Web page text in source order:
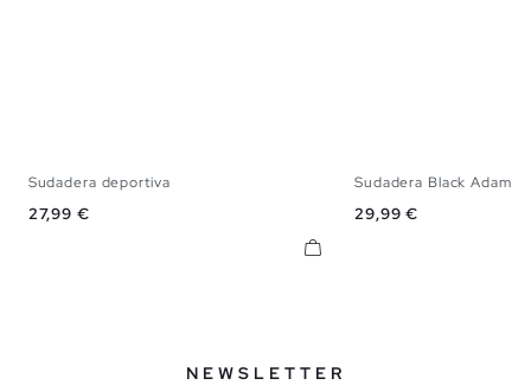
Sudadera deportiva
Precio
27,99 €
Sudadera Black Adam
Precio
29,99 €
NEWSLETTER